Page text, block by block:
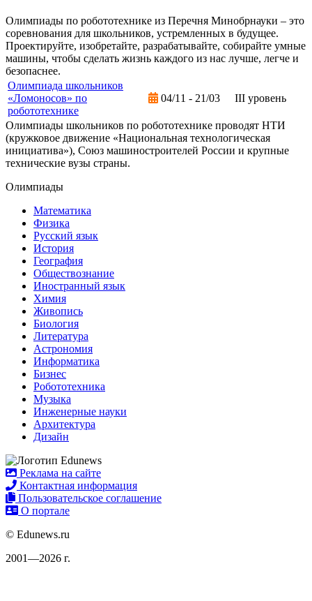
Олимпиады по робототехнике из Перечня Минобрнауки – это
соревнования для школьников, устремленных в будущее.
Проектируйте, изобретайте, разрабатывайте, собирайте умные
машины, чтобы сделать жизнь каждого из нас лучше, легче и
безопаснее.
Олимпиада школьников
«Ломоносов» по
робототехнике
04/11 - 21/03 III уровень
Олимпиады школьников по робототехнике проводят НТИ
(кружковое движение «Национальная технологическая
инициатива»), Союз машиностроителей России и крупные
технические вузы страны.
Олимпиады
Математика
Физика
Русский язык
История
География
Обществознание
Иностранный язык
Химия
Живопись
Биология
Литература
Астрономия
Информатика
Бизнес
Робототехника
Музыка
Инженерные науки
Архитектура
Дизайн
Реклама на сайте
Контактная информация
Пользовательское соглашение
О портале
© Edunews.ru
2001—2026 г.